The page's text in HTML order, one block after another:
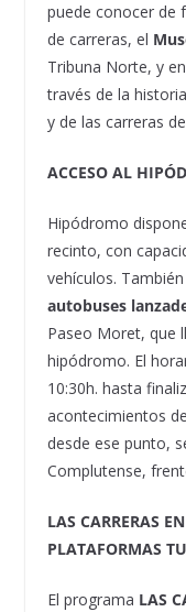
puede conocer de
de carreras, el
Tribuna Norte, y
través de la
y de las carreras
ACCESO AL
Hipódromo
recinto, con
vehículos.
autobuses
Paseo Moret, que
hipódromo. El
10:30h. hasta
acontecimientos
desde ese punto,
Complutense,
LAS CARRERAS
PLATAFORMAS
El programa LAS